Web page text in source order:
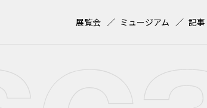
展覧会 ミュージアム 記事